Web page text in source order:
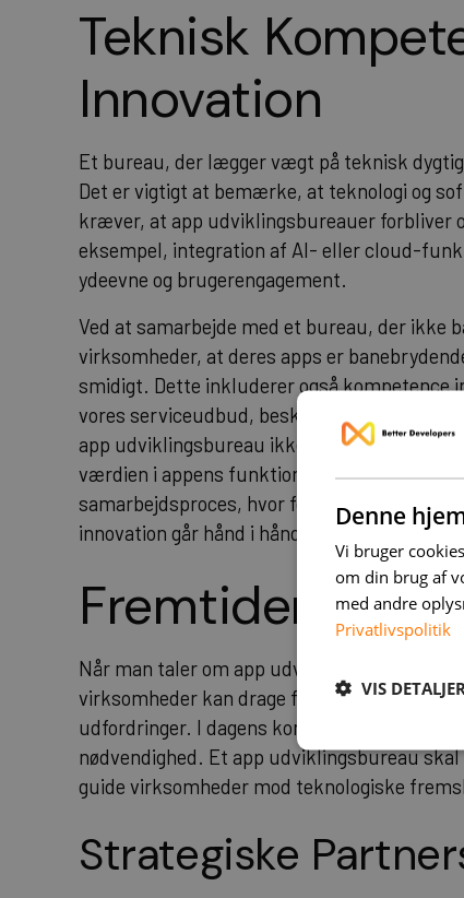
Teknisk
Innovation
Et bureau, der lægger vægt på teknisk
Det er vigtigt at bemærke, at teknologi og
kræver, at app udviklingsbureauer forbliver
eksempel, integration af AI- eller cloud-
ydeevne og brugerengagement.
Ved at samarbejde med et bureau, der ikke
virksomheder, at deres apps er
smidigt. Dette inkluderer også kompetence
vores serviceudbud, beskrevet yderligere
app udviklingsbureau ikke blot en idé til
værdien i appens funktionalitet og design.
samarbejdsproces, hvor forståelse,
innovation går hånd i hånd.
Fremtidens
Når man taler om app udviklingsbureauer,
virksomheder kan drage fordel af partnerne
udfordringer. I dagens konkurrenceprægede
nødvendighed. Et app udviklingsbureau
guide virksomheder mod teknologiske
Strategiske
Denne
Vi bruger
om din brug af
med andre
Privatlivspolitik
VIS DETALJER